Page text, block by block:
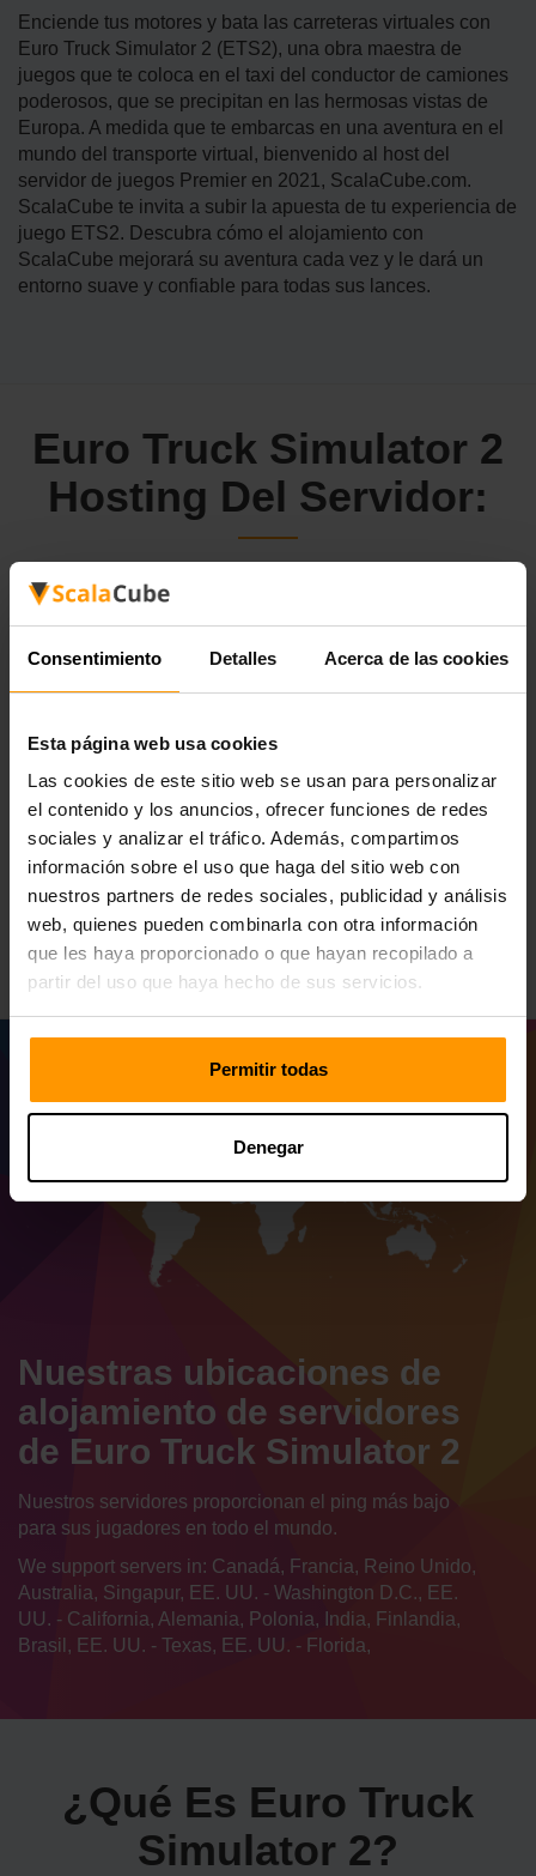
Consentimiento Detalles Acerca de las cookies
Esta página web usa cookies
Las cookies de este sitio web se usan para personalizar
el contenido y los anuncios, ofrecer funciones de redes
sociales y analizar el tráfico. Además, compartimos
información sobre el uso que haga del sitio web con
nuestros partners de redes sociales, publicidad y análisis
web, quienes pueden combinarla con otra información
que les haya proporcionado o que hayan recopilado a
partir del uso que haya hecho de sus servicios.
Permitir todas
Denegar
Enciende tus motores y bata las carreteras virtuales con
Euro Truck Simulator 2 (ETS2), una obra maestra de
juegos que te coloca en el taxi del conductor de camiones
poderosos, que se precipitan en las hermosas vistas de
Europa. A medida que te embarcas en una aventura en el
mundo del transporte virtual, bienvenido al host del
servidor de juegos Premier en 2021, ScalaCube.com.
ScalaCube te invita a subir la apuesta de tu experiencia de
juego ETS2. Descubra cómo el alojamiento con
ScalaCube mejorará su aventura cada vez y le dará un
entorno suave y confiable para todas sus lances.
Euro Truck Simulator 2
Hosting Del Servidor:
Euro Truck Simulator 2: el
roaming en las carreteras con
ScalaCube
Euro Truck Simulator 2 desarrollado por el software SCS
que uno puede conducir en las impresionantes ciudades
europeas, llevar cargas de diferentes destinos y desarrollar
gradualmente su propio negocio de camiones. Servicios
de alojamiento de servidor de juegos de ScalaCube
destinó a mejorar su experiencia ETS2 con servidores de
baja latencia.
Nuestras ubicaciones de
alojamiento de servidores
de Euro Truck Simulator 2
Nuestros servidores proporcionan el ping más bajo
para sus jugadores en todo el mundo.
We support servers in: Canadá, Francia, Reino Unido,
Australia, Singapur, EE. UU. - Washington D.C., EE.
UU. - California, Alemania, Polonia, India, Finlandia,
Brasil, EE. UU. - Texas, EE. UU. - Florida,
¿Qué Es Euro Truck
Simulator 2?